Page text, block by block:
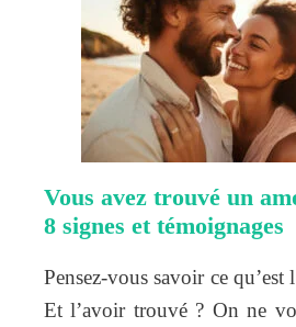
Vous avez trouvé un
8 signes et témoignages
Pensez-vous savoir ce qu’est
Et l’avoir trouvé ? On ne